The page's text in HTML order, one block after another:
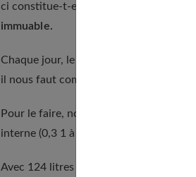
ci constitue-t-elle l'essentiel, soit 60
immuable.
Chaque jour, le corps en perd une
il nous faut combler cette déperdition
Pour le faire, nous disposons de trois
interne (0,3 1 à 0,6l), l'alimentation
Avec 124 litres d'eau en bouteilles par